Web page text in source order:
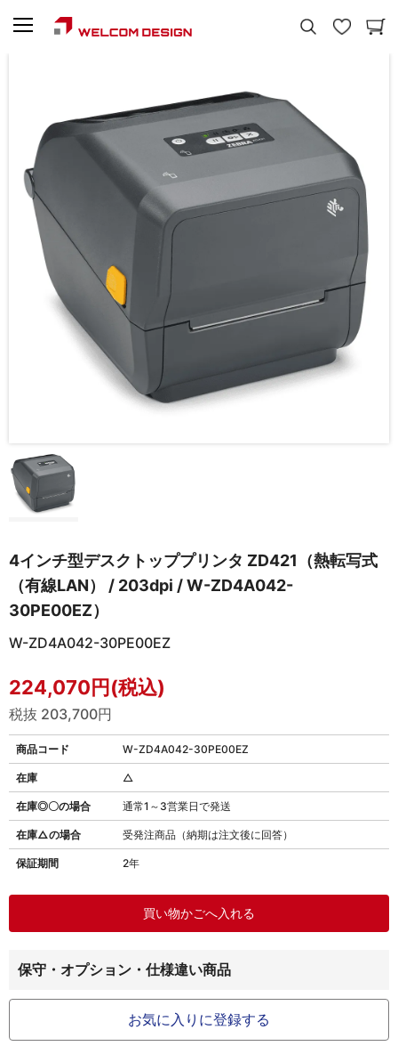
4インチ型デスクトッププリンタ ZD421（熱転写式
（有線LAN） / 203dpi / W-ZD4A042-
30PE00EZ）
W-ZD4A042-30PE00EZ
224,070円(税込)
税抜 203,700円
商品コード W-ZD4A042-30PE00EZ
在庫◎〇の場合 通常1～3営業日で発送
在庫△の場合 受発注商品（納期は注文後に回答）
保証期間 2年
在庫 △
保守・オプション・仕様違い商品
お気に入りに登録する